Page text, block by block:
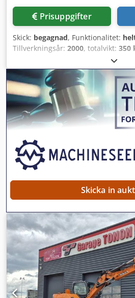
Prisuppgifter
Skick: begagnad, Funktionalitet:
Tillverkningsår: 2000, totalvikt: 350
, total
lastkapacitet:750 kg, Skopa
Typ: Hydraulisk
Årsmodell: 2000 Höjd (mm): 1 020
Dkodpfx Amezd Hu Toier
350 Bredd (mm): 1 200
Skicka in